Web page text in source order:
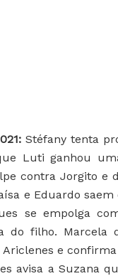
Stéfany tenta
Luti ganhou
contra Jorgito e
e Eduardo
se empolga
do filho.
e
avisa a Suzana